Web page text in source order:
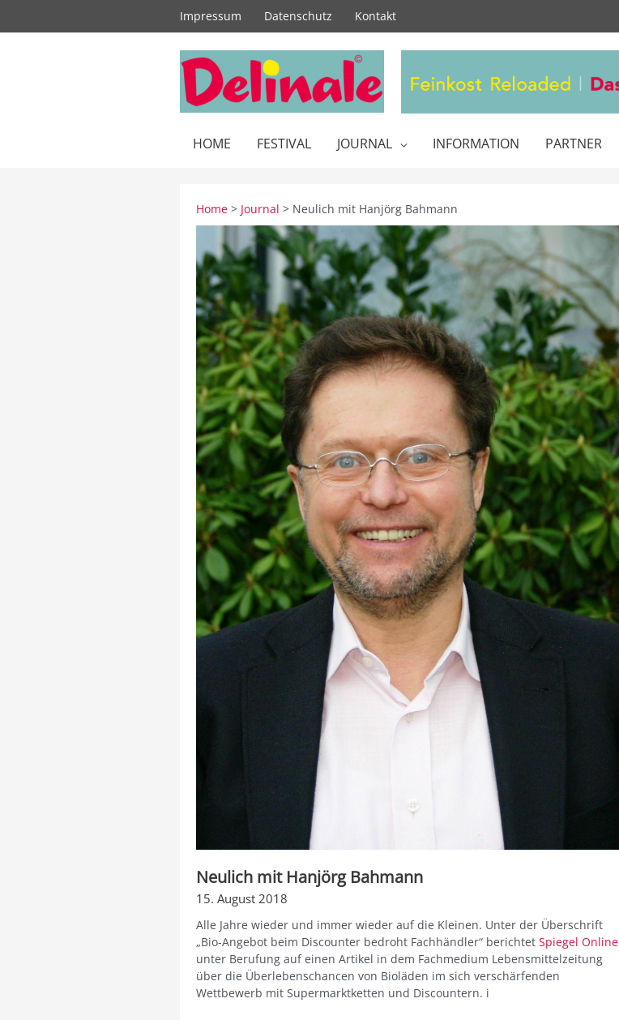
Impressum Datenschutz Kontakt
HOME FESTIVAL JOURNAL INFORMATION PARTNER
Home > Journal > Neulich mit Hanjörg Bahmann
Neulich mit Hanjörg Bahmann
15. August 2018
Alle Jahre wieder und immer wieder auf die Kleinen. Unter der Überschrift
„Bio-Angebot beim Discounter bedroht Fachhändler“ berichtet Spiegel Online
unter Berufung auf einen Artikel in dem Fachmedium Lebensmittelzeitung
über die Überlebenschancen von Bioläden im sich verschärfenden
Wettbewerb mit Supermarktketten und Discountern. i